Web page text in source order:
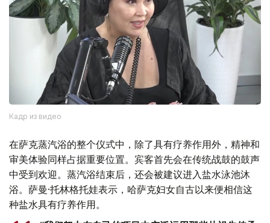
Кадр из видео
在萨克蒸汽浴的整个仪式中，除了具有疗养作用外，精神和
审美体验同样占据重要位置。宾客首先会在传统战鼓的鼓声
中受到欢迎。蒸汽浴结束后，还会被建议进入盐水泳池沐
浴。萨曼·托林格托娃表示，哈萨克妇女自古以来便相信这
种盐水具有疗养作用。